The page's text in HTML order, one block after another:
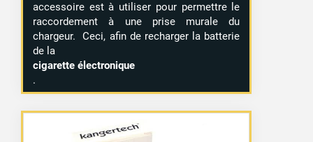
11 avis
accessoire est à utiliser pour permettre le
raccordement à une prise murale du
chargeur. Ceci, afin de recharger la batterie
de la
cigarette électronique
.